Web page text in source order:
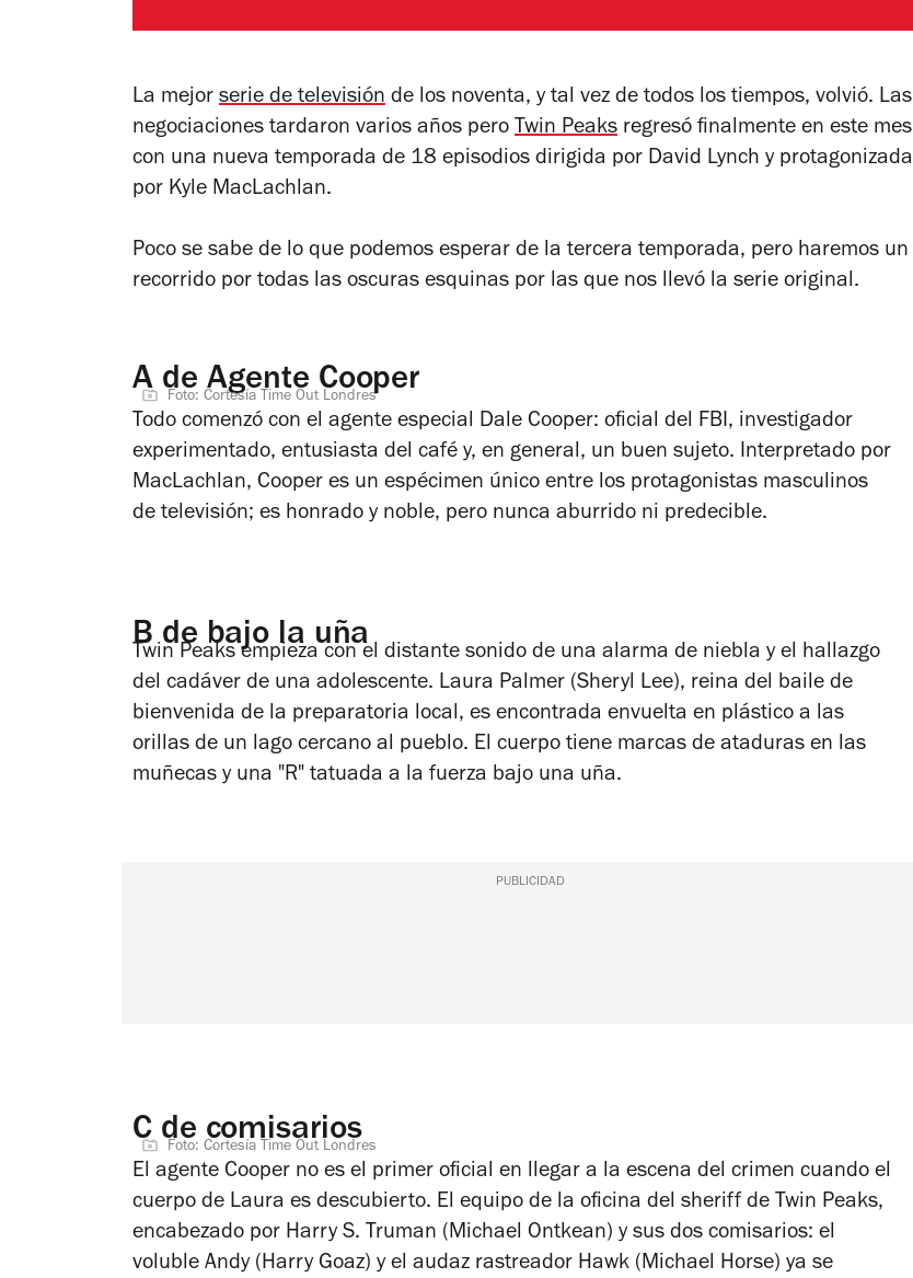
La mejor serie de televisión de los noventa, y tal vez de todos los tiempos, volvió. Las
negociaciones tardaron varios años pero Twin Peaks regresó finalmente en este mes
con una nueva temporada de 18 episodios dirigida por David Lynch y protagonizada
por Kyle MacLachlan.
Poco se sabe de lo que podemos esperar de la tercera temporada, pero haremos un
recorrido por todas las oscuras esquinas por las que nos llevó la serie original.
A de Agente Cooper
Foto: Cortesía Time Out Londres
Todo comenzó con el agente especial Dale Cooper: oficial del FBI, investigador
experimentado, entusiasta del café y, en general, un buen sujeto. Interpretado por
MacLachlan, Cooper es un espécimen único entre los protagonistas masculinos
de televisión; es honrado y noble, pero nunca aburrido ni predecible.
B de bajo la uña
Twin Peaks empieza con el distante sonido de una alarma de niebla y el hallazgo
del cadáver de una adolescente. Laura Palmer (Sheryl Lee), reina del baile de
bienvenida de la preparatoria local, es encontrada envuelta en plástico a las
orillas de un lago cercano al pueblo. El cuerpo tiene marcas de ataduras en las
muñecas y una "R" tatuada a la fuerza bajo una uña.
PUBLICIDAD
C de comisarios
Foto: Cortesía Time Out Londres
El agente Cooper no es el primer oficial en llegar a la escena del crimen cuando el
cuerpo de Laura es descubierto. El equipo de la oficina del sheriff de Twin Peaks,
encabezado por Harry S. Truman (Michael Ontkean) y sus dos comisarios: el
voluble Andy (Harry Goaz) y el audaz rastreador Hawk (Michael Horse) ya se